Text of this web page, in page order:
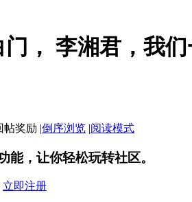
， 李湘君，我
|倒序浏览 |阅读模式
能，让你轻松玩转社区。
立即注册